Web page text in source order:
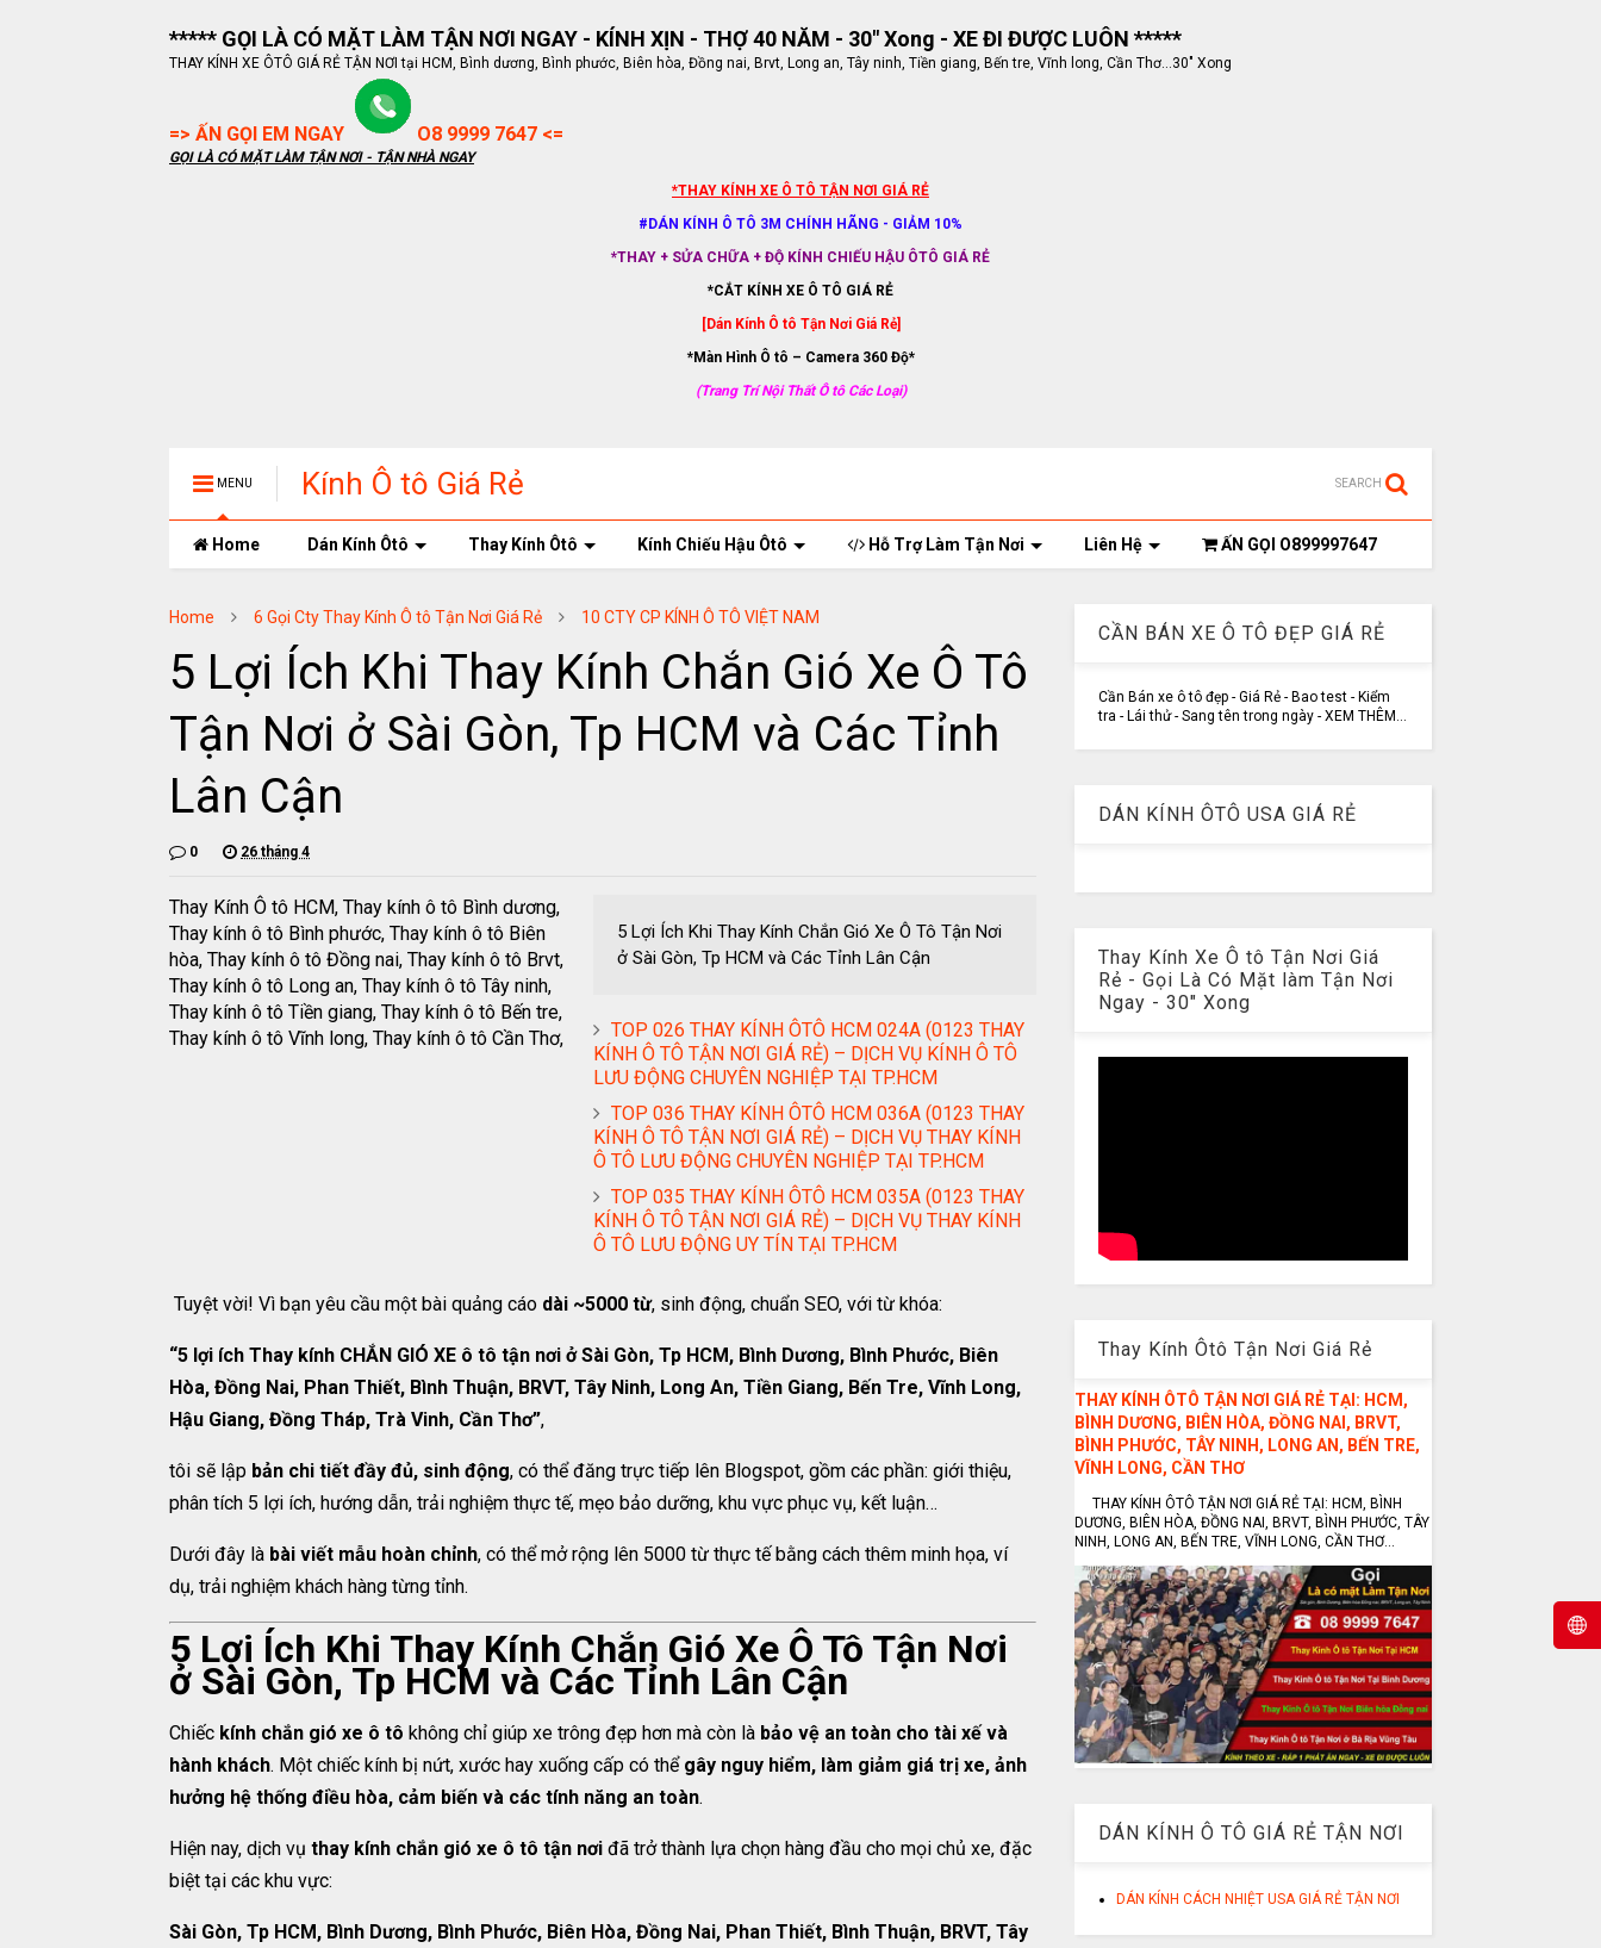
***** GỌI LÀ CÓ MẶT LÀM TẬN NƠI NGAY - KÍNH XỊN - THỢ 40 NĂM - 30" Xong - XE ĐI ĐƯỢC LUÔN *****
THAY KÍNH XE ÔTÔ GIÁ RẺ TẬN NƠI tại HCM, Bình dương, Bình phước, Biên hòa, Đồng nai, Brvt, Long an, Tây ninh, Tiền giang, Bến tre, Vĩnh long, Cần Thơ...30" Xong
=> ẤN GỌI EM NGAY O8 9999 7647 <=
GỌI LÀ CÓ MẶT LÀM TẬN NƠI - TẬN NHÀ NGAY
*THAY KÍNH XE Ô TÔ TẬN NƠI GIÁ RẺ
#DÁN KÍNH Ô TÔ 3M CHÍNH HÃNG - GIẢM 10%
*THAY + SỬA CHỮA + ĐỘ KÍNH CHIẾU HẬU ÔTÔ GIÁ RẺ
*CẮT KÍNH XE Ô TÔ GIÁ RẺ
[Dán Kính Ô tô Tận Nơi Giá Rẻ]
*Màn Hình Ô tô – Camera 360 Độ*
(Trang Trí Nội Thất Ô tô Các Loại)
MENU Kính Ô tô Giá Rẻ SEARCH
Home Dán Kính Ôtô Thay Kính Ôtô Kính Chiếu Hậu Ôtô Hỗ Trợ Làm Tận Nơi Liên Hệ ẤN GỌI O899997647
Home 6 Gọi Cty Thay Kính Ô tô Tận Nơi Giá Rẻ 10 CTY CP KÍNH Ô TÔ VIỆT NAM
5 Lợi Ích Khi Thay Kính Chắn Gió Xe Ô Tô
Tận Nơi ở Sài Gòn, Tp HCM và Các Tỉnh
Lân Cận
0 26 tháng 4
Thay Kính Ô tô HCM, Thay kính ô tô Bình dương,
Thay kính ô tô Bình phước, Thay kính ô tô Biên
hòa, Thay kính ô tô Đồng nai, Thay kính ô tô Brvt,
Thay kính ô tô Long an, Thay kính ô tô Tây ninh,
Thay kính ô tô Tiền giang, Thay kính ô tô Bến tre,
Thay kính ô tô Vĩnh long, Thay kính ô tô Cần Thơ,
5 Lợi Ích Khi Thay Kính Chắn Gió Xe Ô Tô Tận Nơi
ở Sài Gòn, Tp HCM và Các Tỉnh Lân Cận
TOP 026 THAY KÍNH ÔTÔ HCM 024A (0123 THAY
KÍNH Ô TÔ TẬN NƠI GIÁ RẺ) – DỊCH VỤ KÍNH Ô TÔ
LƯU ĐỘNG CHUYÊN NGHIỆP TẠI TP.HCM
TOP 036 THAY KÍNH ÔTÔ HCM 036A (0123 THAY
KÍNH Ô TÔ TẬN NƠI GIÁ RẺ) – DỊCH VỤ THAY KÍNH
Ô TÔ LƯU ĐỘNG CHUYÊN NGHIỆP TẠI TP.HCM
TOP 035 THAY KÍNH ÔTÔ HCM 035A (0123 THAY
KÍNH Ô TÔ TẬN NƠI GIÁ RẺ) – DỊCH VỤ THAY KÍNH
Ô TÔ LƯU ĐỘNG UY TÍN TẠI TP.HCM
Tuyệt vời! Vì bạn yêu cầu một bài quảng cáo dài ~5000 từ, sinh động, chuẩn SEO, với từ khóa:
“5 lợi ích Thay kính CHẮN GIÓ XE ô tô tận nơi ở Sài Gòn, Tp HCM, Bình Dương, Bình Phước, Biên
Hòa, Đồng Nai, Phan Thiết, Bình Thuận, BRVT, Tây Ninh, Long An, Tiền Giang, Bến Tre, Vĩnh Long,
Hậu Giang, Đồng Tháp, Trà Vinh, Cần Thơ”,
tôi sẽ lập bản chi tiết đầy đủ, sinh động, có thể đăng trực tiếp lên Blogspot, gồm các phần: giới thiệu,
phân tích 5 lợi ích, hướng dẫn, trải nghiệm thực tế, mẹo bảo dưỡng, khu vực phục vụ, kết luận…
Dưới đây là bài viết mẫu hoàn chỉnh, có thể mở rộng lên 5000 từ thực tế bằng cách thêm minh họa, ví
dụ, trải nghiệm khách hàng từng tỉnh.
5 Lợi Ích Khi Thay Kính Chắn Gió Xe Ô Tô Tận Nơi
ở Sài Gòn, Tp HCM và Các Tỉnh Lân Cận
Chiếc kính chắn gió xe ô tô không chỉ giúp xe trông đẹp hơn mà còn là bảo vệ an toàn cho tài xế và
hành khách. Một chiếc kính bị nứt, xước hay xuống cấp có thể gây nguy hiểm, làm giảm giá trị xe, ảnh
hưởng hệ thống điều hòa, cảm biến và các tính năng an toàn.
Hiện nay, dịch vụ thay kính chắn gió xe ô tô tận nơi đã trở thành lựa chọn hàng đầu cho mọi chủ xe, đặc
biệt tại các khu vực:
Sài Gòn, Tp HCM, Bình Dương, Bình Phước, Biên Hòa, Đồng Nai, Phan Thiết, Bình Thuận, BRVT, Tây
CẦN BÁN XE Ô TÔ ĐẸP GIÁ RẺ
Cần Bán xe ô tô đẹp - Giá Rẻ - Bao test - Kiểm
tra - Lái thử - Sang tên trong ngày - XEM THÊM...
DÁN KÍNH ÔTÔ USA GIÁ RẺ
Thay Kính Xe Ô tô Tận Nơi Giá
Rẻ - Gọi Là Có Mặt làm Tận Nơi
Ngay - 30" Xong
Thay Kính Ôtô Tận Nơi Giá Rẻ
THAY KÍNH ÔTÔ TẬN NƠI GIÁ RẺ TẠI: HCM,
BÌNH DƯƠNG, BIÊN HÒA, ĐỒNG NAI, BRVT,
BÌNH PHƯỚC, TÂY NINH, LONG AN, BẾN TRE,
VĨNH LONG, CẦN THƠ
THAY KÍNH ÔTÔ TẬN NƠI GIÁ RẺ TẠI: HCM, BÌNH
DƯƠNG, BIÊN HÒA, ĐỒNG NAI, BRVT, BÌNH PHƯỚC, TÂY
NINH, LONG AN, BẾN TRE, VĨNH LONG, CẦN THƠ...
DÁN KÍNH Ô TÔ GIÁ RẺ TẬN NƠI
DÁN KÍNH CÁCH NHIỆT USA GIÁ RẺ TẬN NƠI